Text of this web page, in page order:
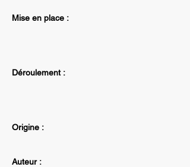
Mise en place :
Déroulement :
Origine :
Auteur :